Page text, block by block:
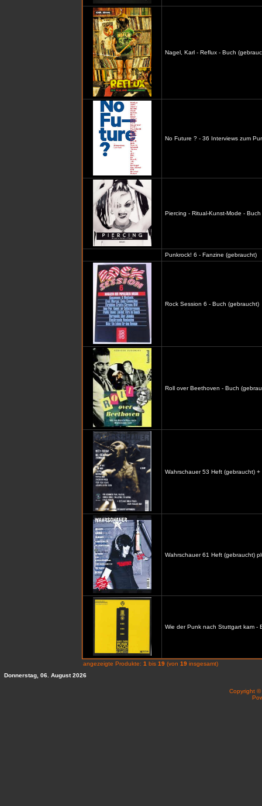
Nagel, Karl - Reflux - Buch
No Future ? - 36 Interviews zum
Piercing - Ritual-Kunst-Mode -
Punkrock! 6 - Fanzine (gebraucht)
Rock Session 6 - Buch (gebraucht)
Roll over Beethoven - Buch
Wahrschauer 53 Heft (gebraucht) +
Wahrschauer 61 Heft (gebraucht)
Wie der Punk nach Stuttgart kam -
angezeigte Produkte: 1 bis 19 (von 19 insgesamt)
Donnerstag, 06. August 2026
Copyright